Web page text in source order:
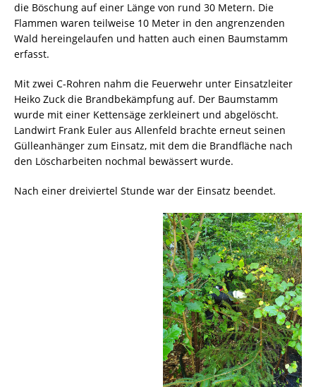
die Böschung auf einer Länge von rund 30 Metern. Die
Flammen waren teilweise 10 Meter in den angrenzenden
Wald hereingelaufen und hatten auch einen Baumstamm
erfasst.
Mit zwei C-Rohren nahm die Feuerwehr unter Einsatzleiter
Heiko Zuck die Brandbekämpfung auf. Der Baumstamm
wurde mit einer Kettensäge zerkleinert und abgelöscht.
Landwirt Frank Euler aus Allenfeld brachte erneut seinen
Gülleanhänger zum Einsatz, mit dem die Brandfläche nach
den Löscharbeiten nochmal bewässert wurde.
Nach einer dreiviertel Stunde war der Einsatz beendet.